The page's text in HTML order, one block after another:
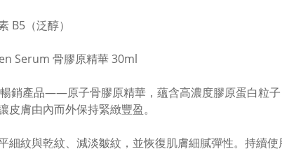
B5（泛醇）
Serum 骨膠原精華 30ml
銷產品——原子骨膠原精華，蘊含高濃度膠原蛋白粒
皮膚由內而外保持緊緻豐盈。
細紋與乾紋、減淡皺紋，並恢復肌膚細膩彈性。持續使